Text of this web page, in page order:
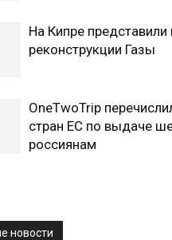
На Кипре представили
реконструкции Газы
OneTwoTrip
стран ЕС по выдаче
россиянам
новости